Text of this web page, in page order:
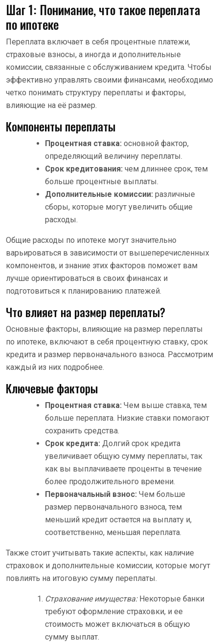
Шаг 1: Понимание, что такое переплата
по ипотеке
Переплата включает в себя процентные платежи,
страховые взносы, а иногда и дополнительные
комиссии, связанные с обслуживанием кредита. Чтобы
эффективно управлять своими финансами, необходимо
четко понимать структуру переплаты и факторы,
влияющие на её размер.
Компоненты переплаты
Процентная ставка: основной фактор,
определяющий величину переплаты.
Срок кредитования: чем длиннее срок, тем
больше процентные выплаты.
Дополнительные комиссии: различные
сборы, которые могут увеличить общие
расходы.
Общие расходы по ипотеке могут значительно
варьироваться в зависимости от вышеперечисленных
компонентов, и знание этих факторов поможет вам
лучше ориентироваться в своих финансах и
подготовиться к планированию платежей.
Что влияет на размер переплаты?
Основные факторы, влияющие на размер переплаты
по ипотеке, включают в себя процентную ставку, срок
кредита и размер первоначального взноса. Рассмотрим
каждый из них подробнее.
Ключевые факторы
Процентная ставка: Чем выше ставка, тем
больше переплата. Низкие ставки помогают
сохранить средства.
Срок кредита: Долгий срок кредита
увеличивает общую сумму переплаты, так
как вы выплачиваете проценты в течение
более продолжительного времени.
Первоначальный взнос: Чем больше
размер первоначального взноса, тем
меньший кредит остается на выплату и,
соответственно, меньшая переплата.
Также стоит учитывать такие аспекты, как наличие
страховок и дополнительные комиссии, которые могут
повлиять на итоговую сумму переплаты.
Страхование имущества:Некоторые банки
требуют оформление страховки, и ее
стоимость может включаться в общую
сумму выплат.